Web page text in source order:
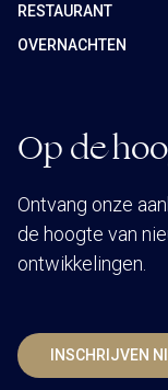
RESTAURANT
OVERNACHTEN
Op de
Ontvang onze
de hoogte van
ontwikkelingen.
INSCHRIJVEN